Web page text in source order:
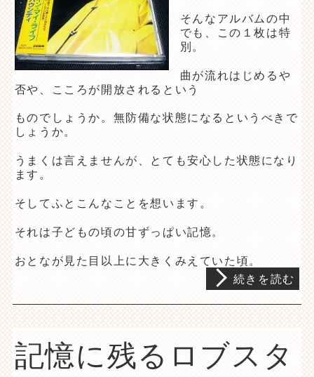
そんなアルバムの中
でも、この１枚は特
別。
曲が流れはじめるや
否や、こころが開放されるという
ものでしょうか。無防備な状態になるというべきで
しょうか。
うまくは言えませんが、とても安心した状態になり
ます。
そしてふとこんなことを想います。
それは子どもの頃の甘ずっぱい記憶。
おとなが見た目以上に大きくみえていた頃。
続きを読む
記憶に残るロブスタ